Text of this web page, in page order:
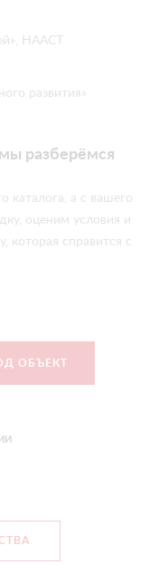
НААСТ
развития»
разберёмся
каталога, а с вашего
оценим условия и
которая справится с
ОБЪЕКТ